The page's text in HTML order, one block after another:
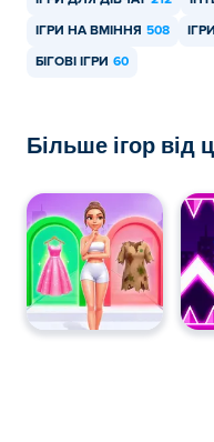
ІГРИ НА ВМІННЯ 508
БІГОВІ ІГРИ 60
Більше ігор від